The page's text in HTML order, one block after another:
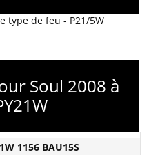
type de feu - P21/5W
Soul 2008 à
1156 BAU15S